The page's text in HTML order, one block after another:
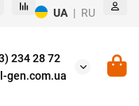
UA | RU
234 28 72
gen.com.ua